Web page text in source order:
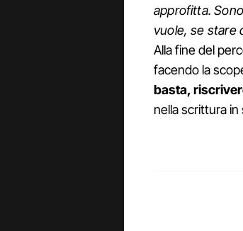
approfitta.
vuole, se stare
Alla fine del
facendo la
basta,
nella scrittura in